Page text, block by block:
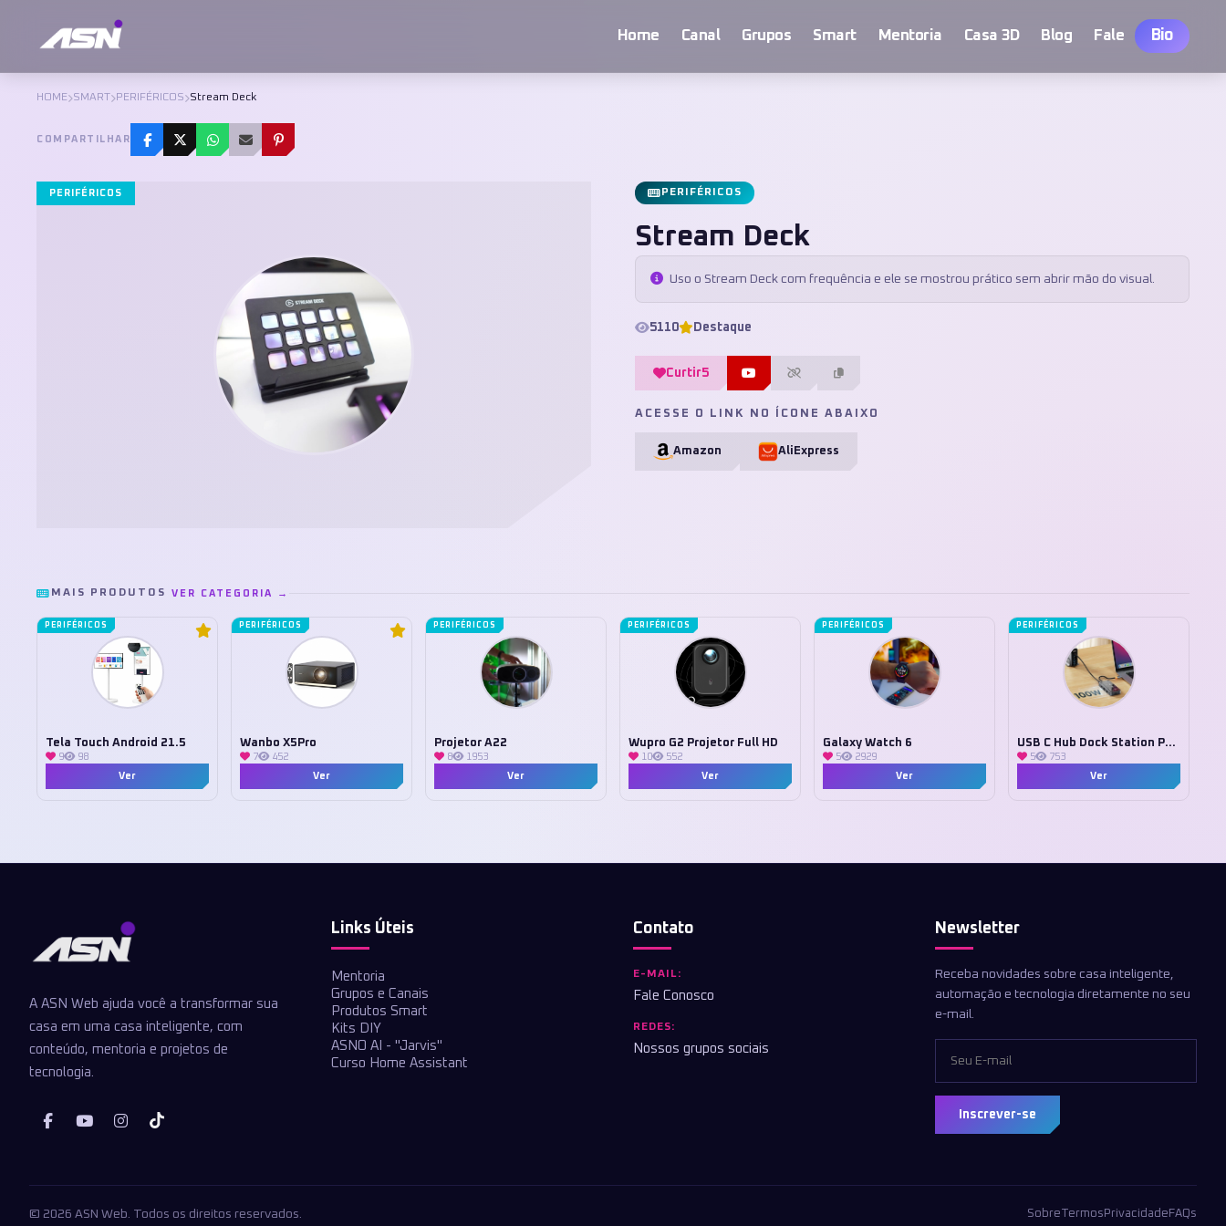
Home Canal Grupos Smart Mentoria Casa 3D Blog Fale Bio
HOME SMART PERIFÉRICOS Stream Deck
COMPARTILHAR
PERIFÉRICOS PERIFÉRICOS
Stream Deck
Uso o Stream Deck com frequência e ele se mostrou prático sem abrir mão do visual.
5110 Destaque
Curtir5
ACESSE O LINK NO ÍCONE ABAIXO
Amazon AliExpress
MAIS PRODUTOS VER CATEGORIA →
PERIFÉRICOS
Tela Touch Android 21.5
9
98
Ver
PERIFÉRICOS
Wanbo X5Pro
7
452
Ver
PERIFÉRICOS
Projetor A22
8
1953
Ver
PERIFÉRICOS
Wupro G2 Projetor Full HD
10
552
Ver
PERIFÉRICOS
Galaxy Watch 6
5
2929
Ver
PERIFÉRICOS
USB C Hub Dock Station PD 100W
5
753
Ver
A ASN Web ajuda você a transformar sua
casa em uma casa inteligente, com
conteúdo, mentoria e projetos de
tecnologia.
Links Úteis
Mentoria
Grupos e Canais
Produtos Smart
Kits DIY
ASNO AI - "Jarvis"
Curso Home Assistant
Contato
E-MAIL:
Fale Conosco
REDES:
Nossos grupos sociais
Newsletter
Receba novidades sobre casa inteligente,
automação e tecnologia diretamente no seu
e-mail.
Inscrever-se
© 2026 ASN Web. Todos os direitos reservados. SobreTermos Privacidade FAQs